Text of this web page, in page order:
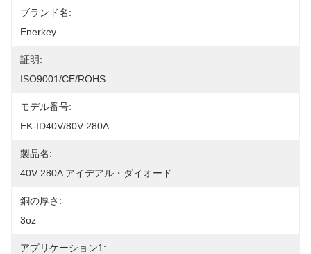
ブランド名:
Enerkey
証明:
ISO9001/CE/ROHS
モデル番号:
EK-ID40V/80V 280A
製品名:
40V 280A アイデアル・ダイオード
銅の厚さ:
3oz
アプリケーション1: